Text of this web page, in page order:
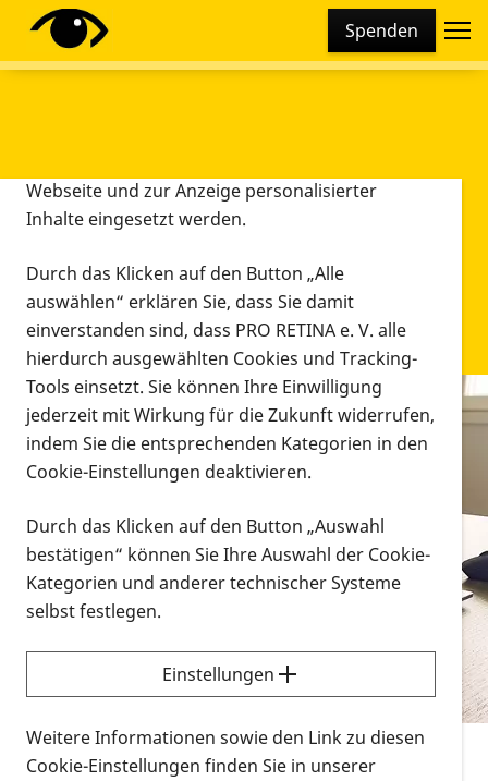
Spenden
Infomaterial
Infomaterial
Vorlesen
Alle Infomaterialien in verschiedenen
Formaten an einem Ort
Sie möchten wissen, wie Sie nach Infonmaterial
suchen und dieses bestellen bzw. herunterladen
können? Schauen Sie sich dieErklärvideos zum
Thema Infomaterial auf der PRO RETINA-Website
für blinde und sehbehinderte Menschen an.
Diese Webseite setzt verschiedene Cookies und
Tracking-Tools ein. Dies beinhaltet Cookies und
Webseite und zur Anzeige personalisierter
Inhalte eingesetzt werden.
Durch das Klicken auf den Button „Alle
auswählen“ erklären Sie, dass Sie damit
einverstanden sind, dass PRO RETINA e. V. alle
hierdurch ausgewählten Cookies und Tracking-
Tools einsetzt. Sie können Ihre Einwilligung
jederzeit mit Wirkung für die Zukunft widerrufen,
indem Sie die entsprechenden Kategorien in den
Cookie-Einstellungen deaktivieren.
Durch das Klicken auf den Button „Auswahl
bestätigen“ können Sie Ihre Auswahl der Cookie-
Kategorien und anderer technischer Systeme
selbst festlegen.
Einstellungen
Weitere Informationen sowie den Link zu diesen
Cookie-Einstellungen finden Sie in unserer